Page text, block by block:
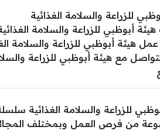
للزراعة والسلامة الغذائية
أبوظبي للزراعة والسلامة
هيئة أبوظبي للزراعة والسلامة
مع هيئة أبوظبي للزراعة
للزراعة والسلامة الغذائية
من فرص العمل وبمختلف